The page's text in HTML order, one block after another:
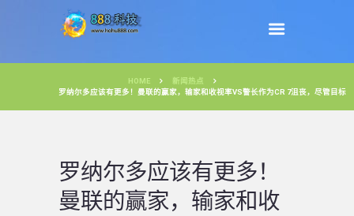
HOME
新闻热点
罗纳尔多应该有更多！曼联的赢家，输家和收视率VS警长作为CR 7沮丧，尽管目标
罗纳尔多应该有更多！
曼联的赢家，输家和收